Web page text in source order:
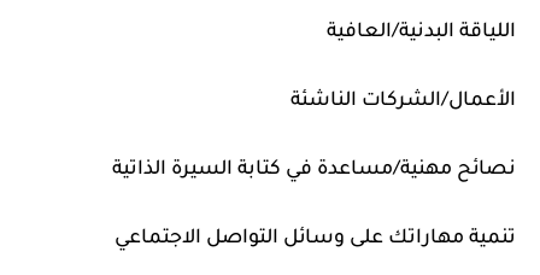
اللياقة البدنية/العافية
الأعمال/الشركات الناشئة
نصائح مهنية/مساعدة في كتابة السيرة الذاتية
تنمية مهاراتك على وسائل التواصل الاجتماعي